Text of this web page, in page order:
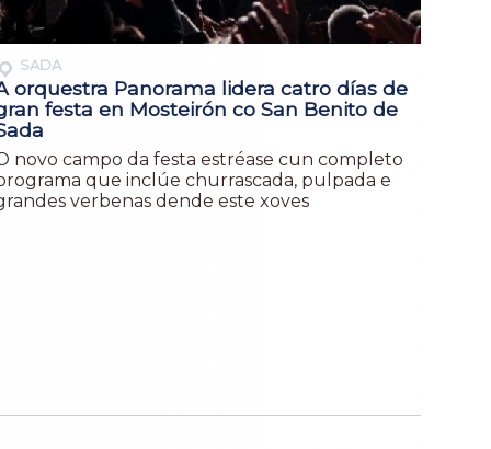
SADA
orquestra Panorama lidera catro días de
festa en Mosteirón co San Benito de
novo campo da festa estréase cun completo
que inclúe churrascada, pulpada e
verbenas dende este xoves